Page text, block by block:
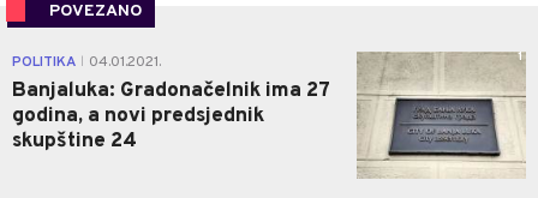
POVEZANO
POLITIKA 04.01.2021.
Banjaluka: Gradonačelnik ima 27
godina, a novi predsjednik
skupštine 24
1